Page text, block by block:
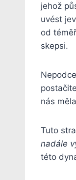
jehož
uvést
od
skepsi.
nás
Tuto
nadále
této